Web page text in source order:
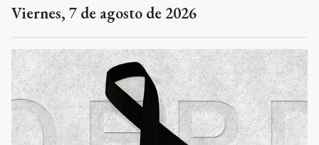
Viernes, 7 de agosto de 2026